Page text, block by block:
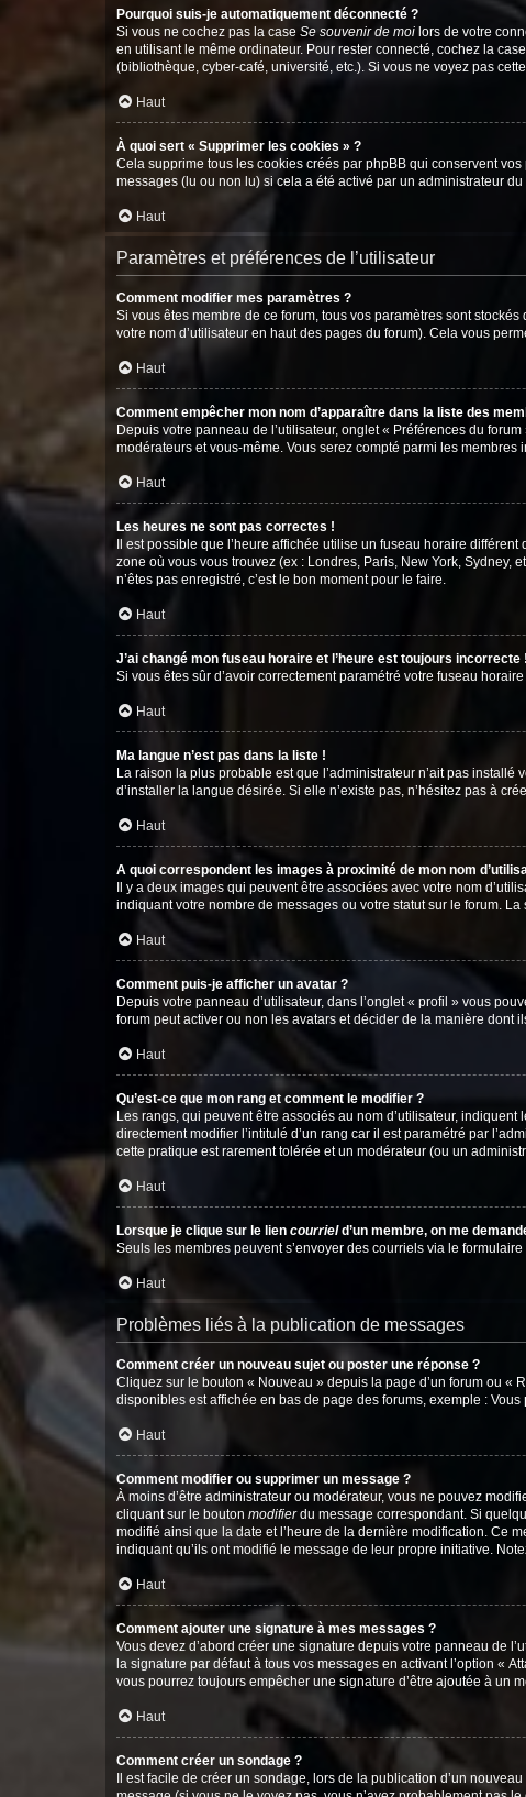
Pourquoi suis-je automatiquement déconnecté ?
Si vous ne cochez pas la case Se souvenir de moi lors de votre
en utilisant le même ordinateur. Pour rester connecté, cochez la case
(bibliothèque, cyber-café, université, etc.). Si vous ne voyez pas
Haut
À quoi sert « Supprimer les cookies » ?
Cela supprime tous les cookies créés par phpBB qui conservent
messages (lu ou non lu) si cela a été activé par un administrateur
Haut
Paramètres et préférences de l’utilisateur
Comment modifier mes paramètres ?
Si vous êtes membre de ce forum, tous vos paramètres sont
votre nom d’utilisateur en haut des pages du forum). Cela vous
Haut
Comment empêcher mon nom d’apparaître dans la liste des
Depuis votre panneau de l’utilisateur, onglet « Préférences du forum
modérateurs et vous-même. Vous serez compté parmi les membres
Haut
Les heures ne sont pas correctes !
Il est possible que l’heure affichée utilise un fuseau horaire
zone où vous vous trouvez (ex : Londres, Paris, New York, Sydney,
n’êtes pas enregistré, c’est le bon moment pour le faire.
Haut
J’ai changé mon fuseau horaire et l’heure est toujours incorrecte !
Si vous êtes sûr d’avoir correctement paramétré votre fuseau
Haut
Ma langue n’est pas dans la liste !
La raison la plus probable est que l’administrateur n’ait pas
d’installer la langue désirée. Si elle n’existe pas, n’hésitez pas à
Haut
A quoi correspondent les images à proximité de mon nom
Il y a deux images qui peuvent être associées avec votre nom
indiquant votre nombre de messages ou votre statut sur le forum.
Haut
Comment puis-je afficher un avatar ?
Depuis votre panneau d’utilisateur, dans l’onglet « profil » vous
forum peut activer ou non les avatars et décider de la manière dont
Haut
Qu’est-ce que mon rang et comment le modifier ?
Les rangs, qui peuvent être associés au nom d’utilisateur,
directement modifier l’intitulé d’un rang car il est paramétré par
cette pratique est rarement tolérée et un modérateur (ou un
Haut
Lorsque je clique sur le lien courrield’un membre, on me
Seuls les membres peuvent s’envoyer des courriels via le
Haut
Problèmes liés à la publication de messages
Comment créer un nouveau sujet ou poster une réponse ?
Cliquez sur le bouton « Nouveau » depuis la page d’un forum ou «
disponibles est affichée en bas de page des forums, exemple : Vous
Haut
Comment modifier ou supprimer un message ?
À moins d’être administrateur ou modérateur, vous ne pouvez
cliquant sur le bouton modifierdu message correspondant. Si
modifié ainsi que la date et l’heure de la dernière modification. Ce
indiquant qu’ils ont modifié le message de leur propre initiative.
Haut
Comment ajouter une signature à mes messages ?
Vous devez d’abord créer une signature depuis votre panneau de
la signature par défaut à tous vos messages en activant l’option «
vous pourrez toujours empêcher une signature d’être ajoutée à un
Haut
Comment créer un sondage ?
Il est facile de créer un sondage, lors de la publication d’un